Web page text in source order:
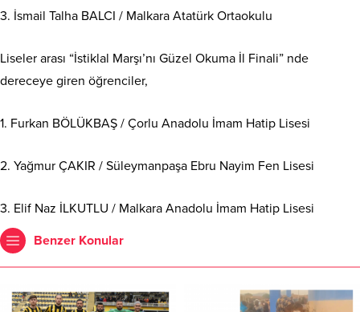
3. İsmail Talha BALCI / Malkara Atatürk Ortaokulu
Liseler arası “İstiklal Marşı’nı Güzel Okuma İl Finali” nde
dereceye giren öğrenciler,
1. Furkan BÖLÜKBAŞ / Çorlu Anadolu İmam Hatip Lisesi
2. Yağmur ÇAKIR / Süleymanpaşa Ebru Nayim Fen Lisesi
3. Elif Naz İLKUTLU / Malkara Anadolu İmam Hatip Lisesi
Benzer Konular